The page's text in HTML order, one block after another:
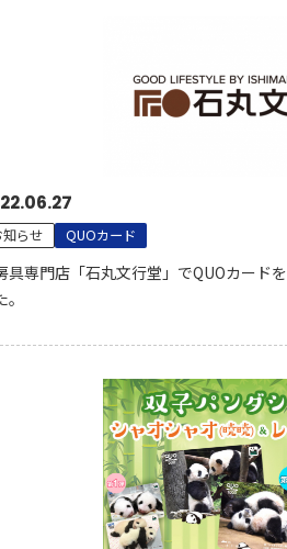
知らせ QUOカード
具専門店「石丸文行堂」でQUOカード